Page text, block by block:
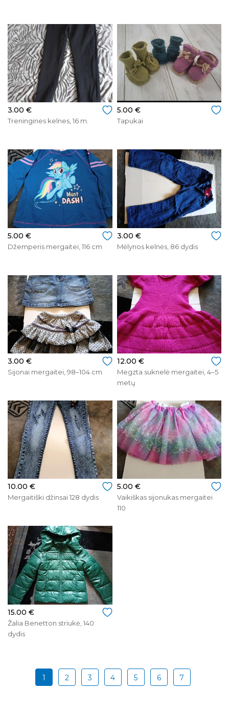
3.00 €
Treningines kelnes, 16 m.
5.00 €
Tapukai
5.00 €
Džemperis mergaitei, 116 cm
3.00 €
Mėlynos kelnės, 86 dydis
3.00 €
Sijonai mergaitei, 98–104 cm
12.00 €
Megzta suknelė mergaitei, 4–5
metų
10.00 €
Mergaitiški džinsai 128 dydis
5.00 €
Vaikiškas sijonukas mergaitei
110
15.00 €
Žalia Benetton striukė, 140
dydis
1 2 3 4 5 6 7